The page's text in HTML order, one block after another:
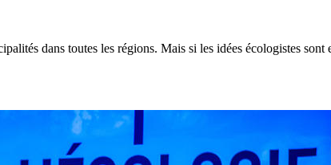
dans toutes les régions. Mais si les idées écologistes